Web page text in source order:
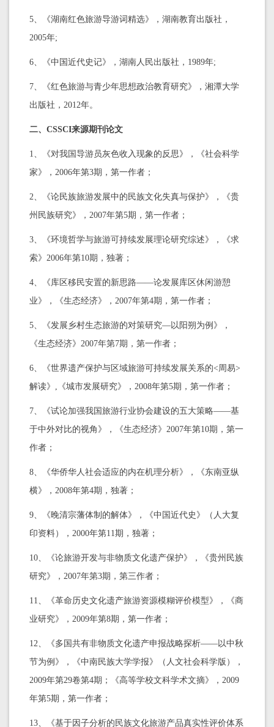
5、《湖南红色旅游导游词精选》，湖南教育出版社，
2005年;
6、《中国近代史记》，湖南人民出版社，1989年;
7、《红色旅游与青少年思想政治教育研究》，湘潭大学
出版社，2012年。
二、CSSCI来源期刊论文
1、《对我国导游员灰色收入现象的反思》，《社会科学
家》，2006年第3期，第一作者；
2、《论民族旅游发展中的民族文化失真与保护》，《贵
州民族研究》，2007年第5期，第一作者；
3、《环境哲学与旅游可持续发展理论研究综述》，《求
索》2006年第10期，独著；
4、《库区移民安置的新思路——论发展库区休闲游憩
业》，《生态经济》，2007年第4期，第一作者；
5、《发展乡村生态旅游的对策研究—以阳朔为例》，
《生态经济》2007年第7期，第一作者；
6、《世界遗产保护与区域旅游可持续发展关系的<周易>
解读》,《城市发展研究》，2008年第5期，第一作者；
7、《试论加强我国旅游行业协会建设的五大策略——基
于中外对比的视角》，《生态经济》2007年第10期，第一
作者；
8、《华侨华人社会适应的内在机理分析》，《东南亚纵
横》，2008年第4期，独著；
9、《晚清宗藩体制的解体》，《中国近代史》（人大复
印资料），2000年第11期，独著；
10、《论旅游开发与非物质文化遗产保护》，《贵州民族
研究》，2007年第3期，第三作者；
11、《革命历史文化遗产旅游资源模糊评价模型》，《商
业研究》，2009年第8期，第一作者；
12、《多国共有非物质文化遗产申报战略探析——以中秋
节为例》，《中南民族大学学报》（人文社会科学版），
2009年第29卷第4期；《高等学校文科学术文摘》，2009
年第5期，第一作者；
13、《基于因子分析的民族文化旅游产品真实性评价体系